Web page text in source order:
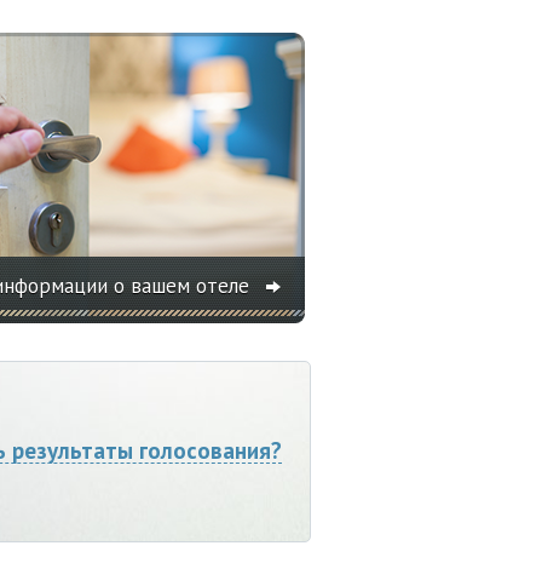
о вашем отеле
результаты голосования?